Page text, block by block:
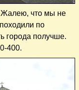
Жалею, что мы не
по
города получше.
400.